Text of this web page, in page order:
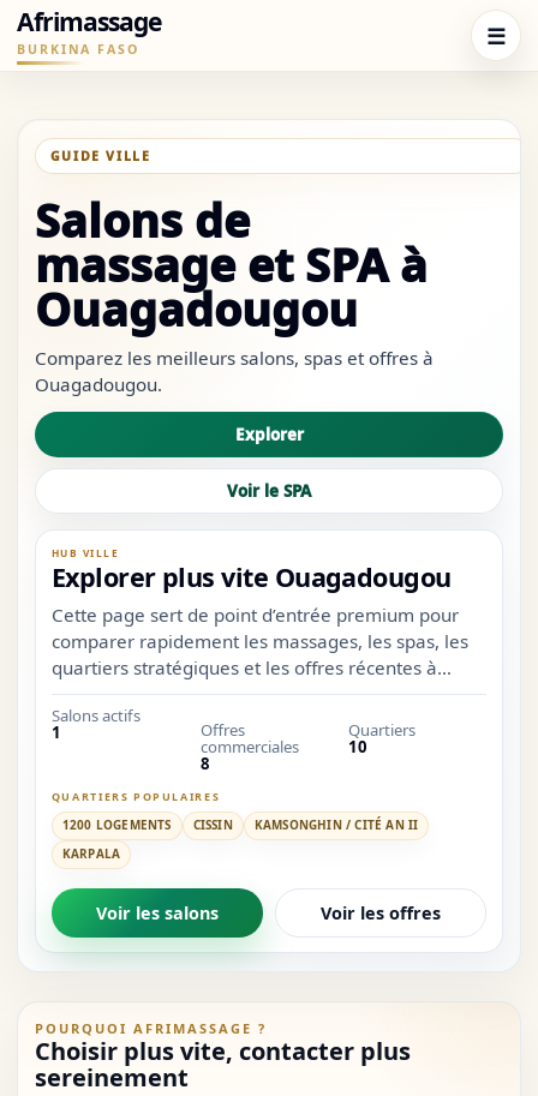
Afrimassage
BURKINA FASO ☰
Salons de
massage et SPA à
Ouagadougou
Comparez les meilleurs salons, spas et offres à
Ouagadougou.
Explorer
Voir le SPA
HUB VILLE
Explorer plus vite Ouagadougou
Cette page sert de point d’entrée premium pour
comparer rapidement les massages, les spas, les
quartiers stratégiques et les offres récentes à
Ouagadougou.
Salons actifs
1 Offres
commerciales
8
Quartiers
10
QUARTIERS POPULAIRES
1200 LOGEMENTS CISSIN
KAMSONGHIN / CITÉ AN II
KARPALA
Voir les salons Voir les offres
POURQUOI AFRIMASSAGE ?
Choisir plus vite, contacter plus
sereinement